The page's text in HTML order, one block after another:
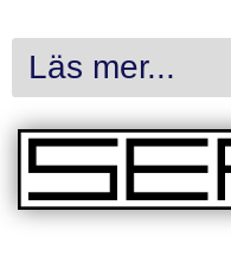
Läs mer...